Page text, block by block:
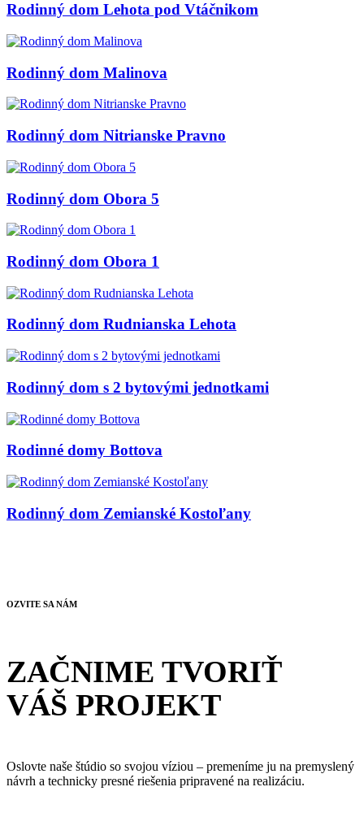
Rodinný dom Lehota pod Vtáčnikom
Rodinný dom Malinova
Rodinný dom Nitrianske Pravno
Rodinný dom Obora 5
Rodinný dom Obora 1
Rodinný dom Rudnianska Lehota
Rodinný dom s 2 bytovými jednotkami
Rodinné domy Bottova
Rodinný dom Zemianské Kostoľany
OZVITE SA NÁM
ZAČNIME TVORIŤ
VÁŠ PROJEKT
Oslovte naše štúdio so svojou víziou – premeníme ju na premyslený
návrh a technicky presné riešenia pripravené na realizáciu.